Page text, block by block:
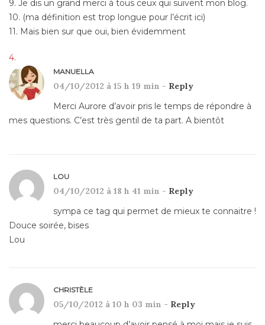
9. Je dis un grand merci à tous ceux qui suivent mon blog.
10. (ma définition est trop longue pour l’écrit ici)
11. Mais bien sur que oui, bien évidemment
MANUELLA
04/10/2012 à 15 h 19 min - Reply
Merci Aurore d’avoir pris le temps de répondre à
mes questions. C’est très gentil de ta part. A bientôt
LOU
04/10/2012 à 18 h 41 min - Reply
sympa ce tag qui permet de mieux te connaitre !
Douce soirée, bises
Lou
CHRISTÈLE
05/10/2012 à 10 h 03 min - Reply